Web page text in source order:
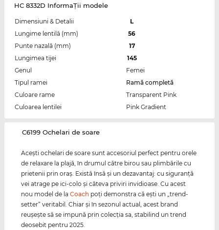
HC 8332D InformaŢii modele
Dimensiuni & Detalii
L
Lungime lentilă (mm)
56
Punte nazală (mm)
17
Lungimea tijei
145
Genul
Femei
Tipul ramei
Ramă completă
Culoare rame
Transparent Pink
Culoarea lentilei
Pink Gradient
‌C6199 Ochelari de soare
Aceşti ochelari de soare sunt accesoriul perfect pentru orele
de relaxare la plajă, în drumul către birou sau plimbările cu
prietenii prin oraş. Există însă şi un dezavantaj: cu siguranţă
vei atrage pe ici-colo şi câteva priviri invidioase. Cu acest
nou model de laCoach poţi demonstra că eşti un „trend-
setter“ veritabil. Chiar şi în sezonul actual, acest brand
reuşeşte să se impună prin colecţia sa, stabilind un trend
deosebit pentru 2025.